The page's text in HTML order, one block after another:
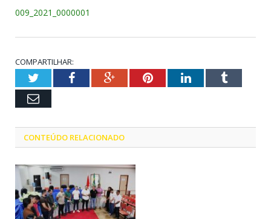
009_2021_0000001
COMPARTILHAR:
TwitterFacebookGoogle+PinterestLinkedInTumblr
Email
CONTEÚDO RELACIONADO